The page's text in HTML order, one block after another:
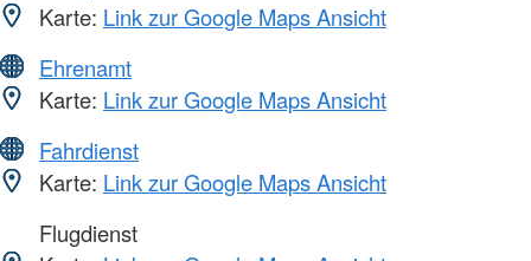
Karte: Link zur Google Maps Ansicht
Ehrenamt
Karte: Link zur Google Maps Ansicht
Fahrdienst
Karte: Link zur Google Maps Ansicht
Flugdienst